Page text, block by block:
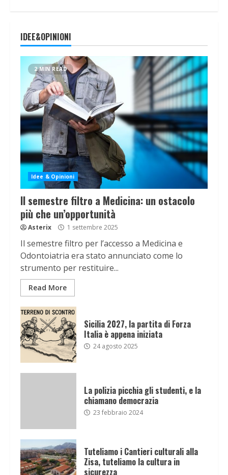
IDEE&OPINIONI
2 MIN READ
Idee & Opinioni
Il semestre filtro a Medicina: un ostacolo
più che un’opportunità
Asterix 1 settembre 2025
Il semestre filtro per l’accesso a Medicina e
Odontoiatria era stato annunciato come lo
strumento per restituire...
Read More
Sicilia 2027, la partita di Forza
Italia è appena iniziata
24 agosto 2025
La polizia picchia gli studenti, e la
chiamano democrazia
23 febbraio 2024
Tuteliamo i Cantieri culturali alla
Zisa, tuteliamo la cultura in
sicurezza